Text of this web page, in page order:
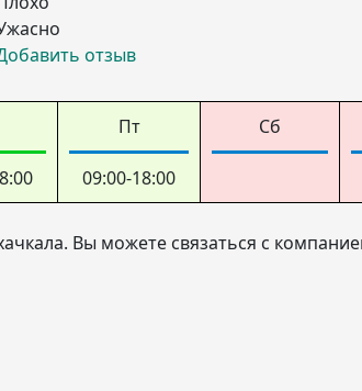
отзыв
Пт
09:00-18:00
Сб
Вы можете связаться с